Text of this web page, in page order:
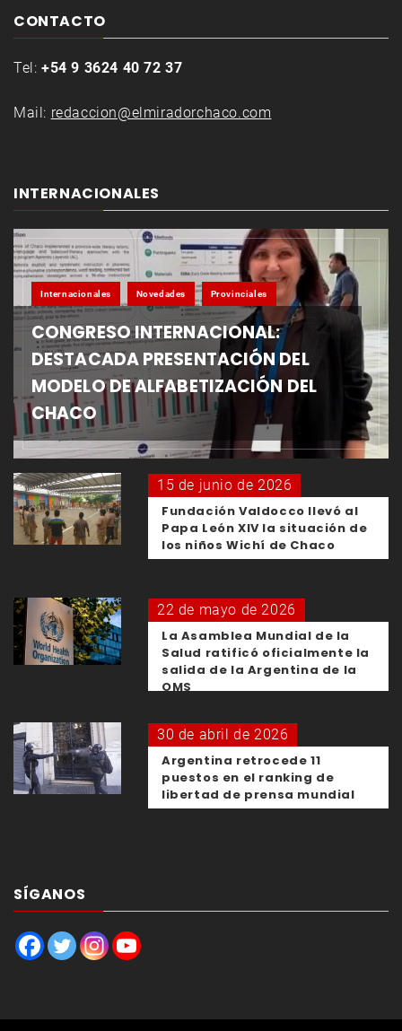
CONTACTO
Tel: +54 9 3624 40 72 37
Mail: redaccion@elmiradorchaco.com
INTERNACIONALES
Internacionales Novedades Provinciales
CONGRESO INTERNACIONAL:
DESTACADA PRESENTACIÓN DEL
MODELO DE ALFABETIZACIÓN DEL
CHACO
15 de junio de 2026
Fundación Valdocco llevó al
Papa León XIV la situación de
los niños Wichí de Chaco
22 de mayo de 2026
La Asamblea Mundial de la
Salud ratificó oficialmente la
salida de la Argentina de la
OMS
30 de abril de 2026
Argentina retrocede 11
puestos en el ranking de
libertad de prensa mundial
SÍGANOS